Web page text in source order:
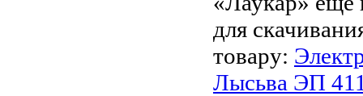
для
товару:
Лысьва ЭП